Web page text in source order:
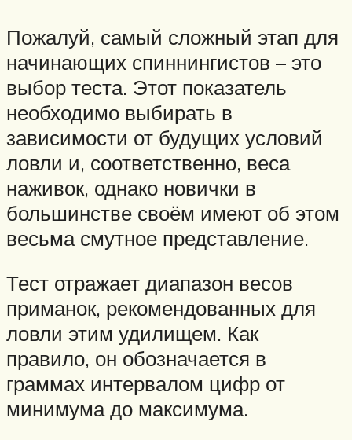
Пожалуй, самый сложный этап для
начинающих спиннингистов – это
выбор теста. Этот показатель
необходимо выбирать в
зависимости от будущих условий
ловли и, соответственно, веса
наживок, однако новички в
большинстве своём имеют об этом
весьма смутное представление.
Тест отражает диапазон весов
приманок, рекомендованных для
ловли этим удилищем. Как
правило, он обозначается в
граммах интервалом цифр от
минимума до максимума.